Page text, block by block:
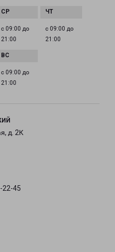
с 09:00 до
21:00
с 09:00 до
21:00
с 09:00 до
21:00
д. 2К
22-45